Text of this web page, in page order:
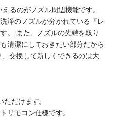
るのがノズル周辺機能です。
浄のノズルが分かれている『レ
。 また、ノズルの先端を取り
清潔にしておきたい部分だから
交換して新しくできるのは大
だけます。
リモコン仕様です。